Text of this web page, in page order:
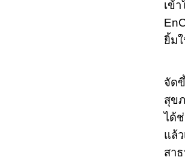
เข้
ยิ้ม
จัด
สุข
ได้
แล้
สา